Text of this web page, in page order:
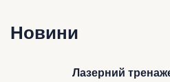
Новини
Лазерний